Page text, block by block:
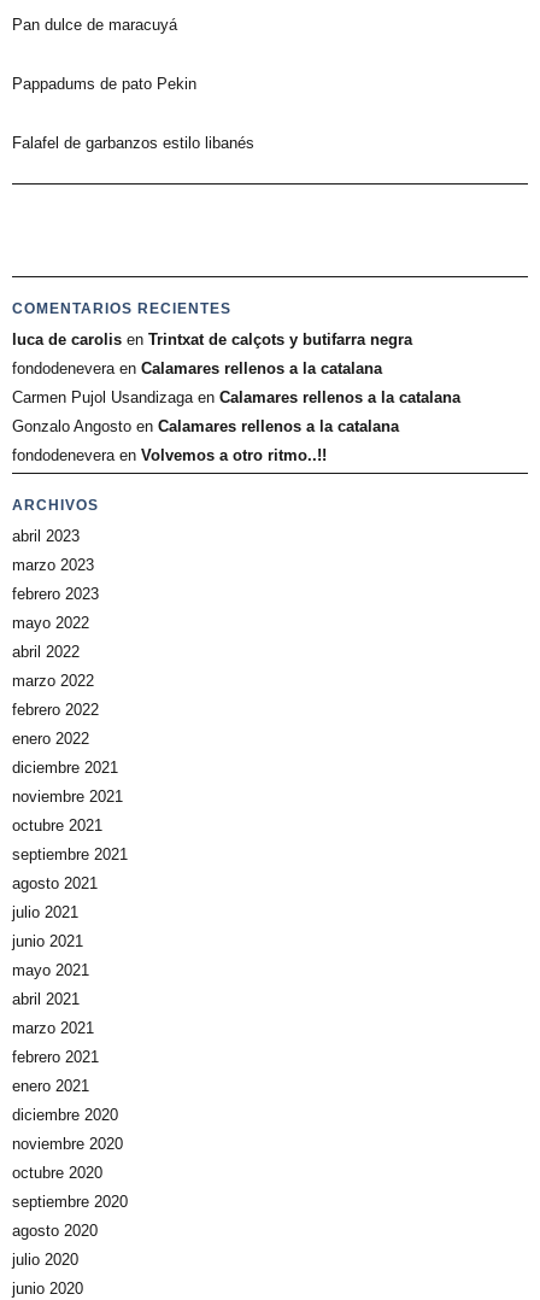
Pan dulce de maracuyá
Pappadums de pato Pekin
Falafel de garbanzos estilo libanés
COMENTARIOS RECIENTES
luca de carolis en Trintxat de calçots y butifarra negra
fondodeneveraen Calamares rellenos a la catalana
Carmen Pujol Usandizagaen Calamares rellenos a la catalana
Gonzalo Angosto en Calamares rellenos a la catalana
fondodeneveraen Volvemos a otro ritmo..!!
ARCHIVOS
abril 2023
marzo 2023
febrero 2023
mayo 2022
abril 2022
marzo 2022
febrero 2022
enero 2022
diciembre 2021
noviembre 2021
octubre 2021
septiembre 2021
agosto 2021
julio 2021
junio 2021
mayo 2021
abril 2021
marzo 2021
febrero 2021
enero 2021
diciembre 2020
noviembre 2020
octubre 2020
septiembre 2020
agosto 2020
julio 2020
junio 2020